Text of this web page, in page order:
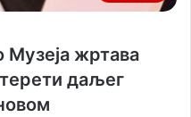
Музеја жртава
даљег